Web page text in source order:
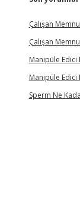
Çalışan
Çalışan
Manipüle Edici
Manipüle Edici
Sperm Ne